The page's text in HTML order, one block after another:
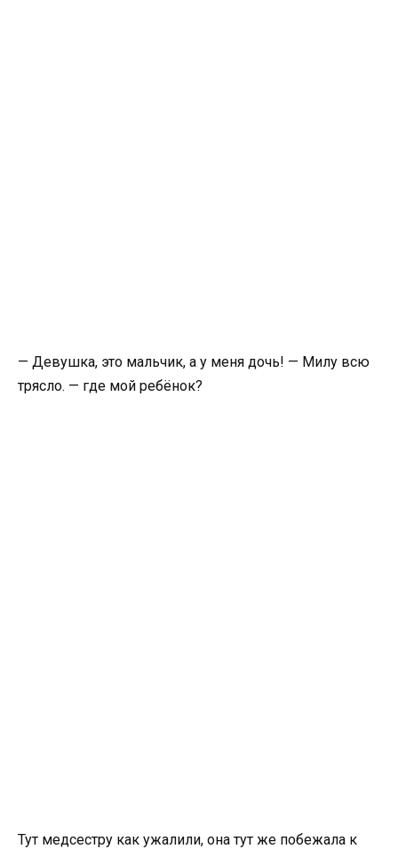
— Девушка, это мальчик, а у меня дочь! — Милу всю
трясло. — где мой ребёнок?
Тут медсестру как ужалили, она тут же побежала к